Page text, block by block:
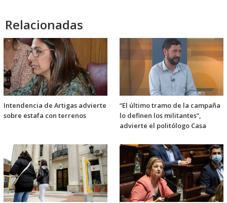
Relacionadas
Intendencia de Artigas advierte
sobre estafa con terrenos
“El último tramo de la campaña
lo definen los militantes”,
advierte el politólogo Casa